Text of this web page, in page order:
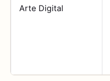
Arte Digital